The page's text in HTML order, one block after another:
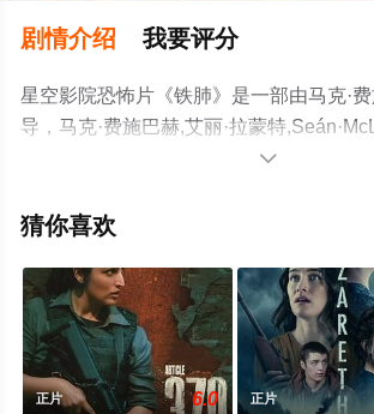
剧情介绍 我要评分
星空影院恐怖片《铁肺》是一部由马克·
导，马克·费施巴赫,艾丽·拉蒙特
普兰,Isaac·McKee,Kazuki·Jalal等演员精
空电影网，更多相关信息可移步至豆瓣电

猜你喜欢
正片 6.0 正片